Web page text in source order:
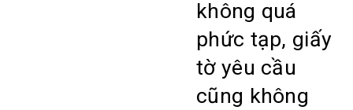
không quá
phức tạp, giấy
tờ yêu cầu
cũng không